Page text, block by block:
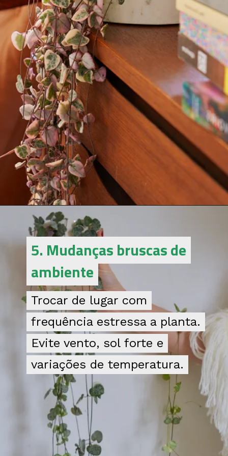
Trocar de lugar com
frequência estressa a planta.
Evite vento, sol forte e
variações de temperatura.
Trocar de lugar com
frequência estressa a planta.
Evite vento, sol forte e
variações de temperatura.
5. Mudanças bruscas de
ambiente
5. Mudanças bruscas de
ambiente